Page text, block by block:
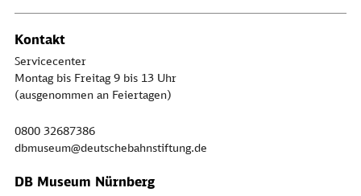
Kontakt
Servicecenter
Montag bis Freitag 9 bis 13 Uhr
(ausgenommen an Feiertagen)
0800 32687386
dbmuseum@deutschebahnstiftung.de
DB Museum Nürnberg